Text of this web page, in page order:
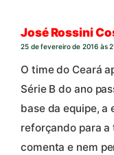
José Rossini
25 de fevereiro de 2016 às
O time do Ceará
Série B do ano
base da equipe,
reforçando para a
comenta e nem